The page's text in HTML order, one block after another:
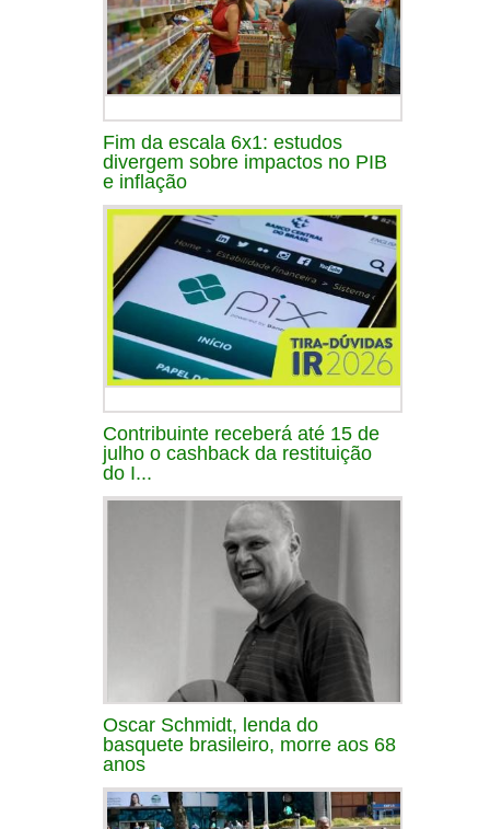
Fim da escala 6x1: estudos
divergem sobre impactos no PIB
e inflação
Contribuinte receberá até 15 de
julho o cashback da restituição
do I...
Oscar Schmidt, lenda do
basquete brasileiro, morre aos 68
anos